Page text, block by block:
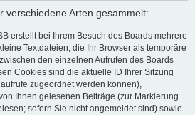
verschiedene Arten gesammelt:
erstellt bei Ihrem Besuch des Boards mehrere
Textdateien, die Ihr Browser als temporäre
den einzelnen Aufrufen des Boards
Cookies sind die aktuelle ID Ihrer Sitzung
zugeordnet werden können),
Ihnen gelesenen Beiträge (zur Markierung
sofern Sie nicht angemeldet sind) sowie